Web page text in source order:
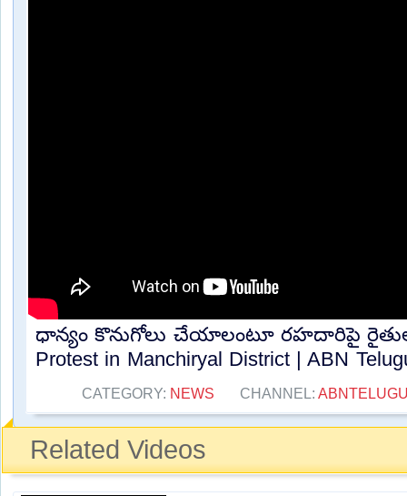
ధాన్యం కొనుగోలు చేయాలంటూ రహదారిపై రైతుల
Protest in Manchiryal District | ABN
CATEGORY: NEWS CHANNEL:
Related Videos